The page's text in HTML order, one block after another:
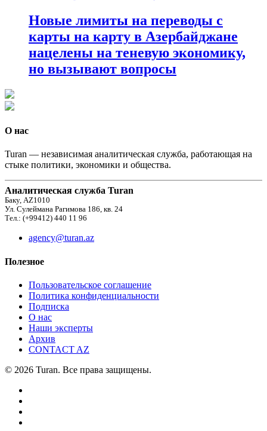
Новые лимиты на переводы с
карты на карту в Азербайджане
нацелены на теневую экономику,
но вызывают вопросы
О нас
Turan — независимая аналитическая служба, работающая на
стыке политики, экономики и общества.
Аналитическая служба Turan
Баку, AZ1010
Ул. Сулеймана Рагимова 186, кв. 24
Тел.: (+99412) 440 11 96
agency@turan.az
Полезное
Пользовательское соглашение
Политика конфиденциальности
Подписка
О нас
Наши эксперты
Архив
CONTACT AZ
© 2026 Turan. Все права защищены.